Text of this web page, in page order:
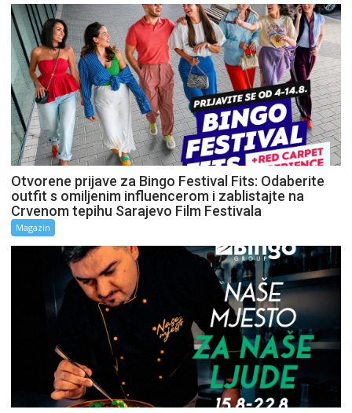
Otvorene prijave za Bingo Festival Fits: Odaberite
outfit s omiljenim influencerom i zablistajte na
Crvenom tepihu Sarajevo Film Festivala
Magazin